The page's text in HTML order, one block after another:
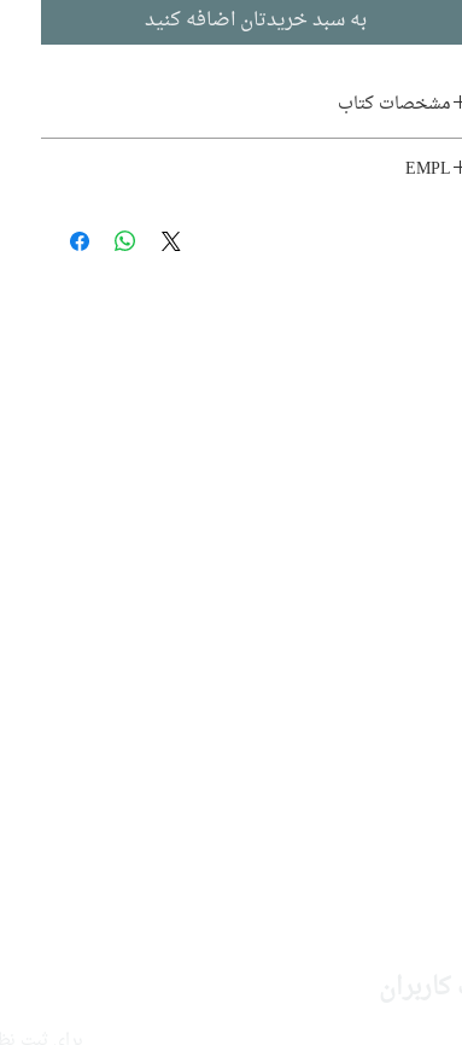
به سبد خریدتان اضافه کنید
مشخصات کتاب
نویسنده : داریوش آشوری
EMPL